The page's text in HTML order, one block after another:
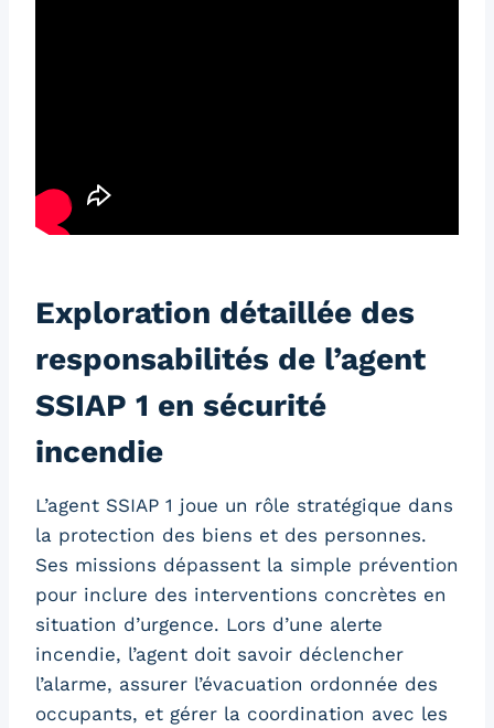
Exploration détaillée des
responsabilités de l’agent
SSIAP 1 en sécurité
incendie
L’agent SSIAP 1 joue un rôle stratégique dans
la protection des biens et des personnes.
Ses missions dépassent la simple prévention
pour inclure des interventions concrètes en
situation d’urgence. Lors d’une alerte
incendie, l’agent doit savoir déclencher
l’alarme, assurer l’évacuation ordonnée des
occupants, et gérer la coordination avec les